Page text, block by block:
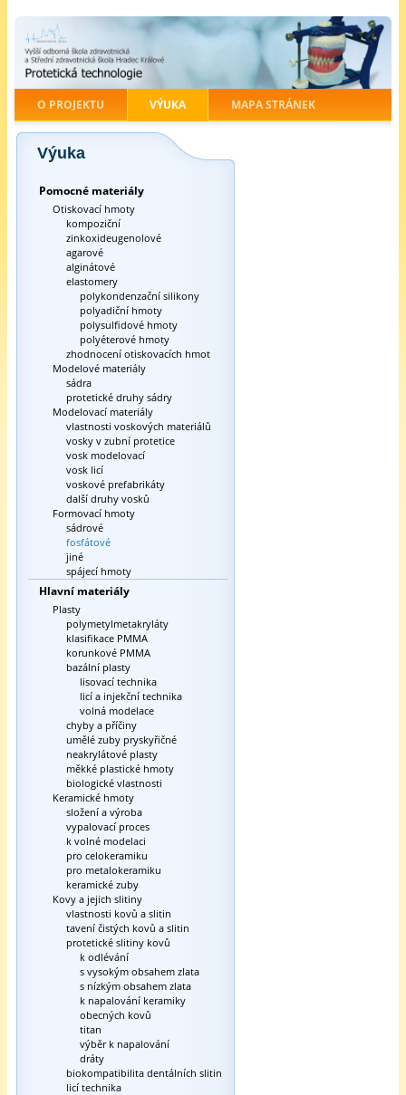
O PROJEKTU VÝUKA MAPA STRÁNEK
Výuka
Pomocné materiály
Otiskovací hmoty
kompoziční
zinkoxideugenolové
agarové
alginátové
elastomery
polykondenzační silikony
polyadiční hmoty
polysulfidové hmoty
polyéterové hmoty
zhodnocení otiskovacích hmot
Modelové materiály
sádra
protetické druhy sádry
Modelovací materiály
vlastnosti voskových materiálů
vosky v zubní protetice
vosk modelovací
vosk licí
voskové prefabrikáty
další druhy vosků
Formovací hmoty
sádrové
fosfátové
jiné
spájecí hmoty
Hlavní materiály
Plasty
polymetylmetakryláty
klasifikace PMMA
korunkové PMMA
bazální plasty
lisovací technika
licí a injekční technika
volná modelace
chyby a příčiny
umělé zuby pryskyřičné
neakrylátové plasty
měkké plastické hmoty
biologické vlastnosti
Keramické hmoty
složení a výroba
vypalovací proces
k volné modelaci
pro celokeramiku
pro metalokeramiku
keramické zuby
Kovy a jejich slitiny
vlastnosti kovů a slitin
tavení čistých kovů a slitin
protetické slitiny kovů
k odlévání
s vysokým obsahem zlata
s nízkým obsahem zlata
k napalování keramiky
obecných kovů
titan
výběr k napalování
dráty
biokompatibilita dentálních slitin
licí technika